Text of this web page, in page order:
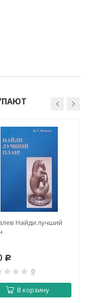
Найди лучший
Р
0
В корзину